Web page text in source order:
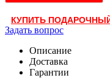
КУПИТЬ
Задать вопрос
Описание
Доставка
Гарантии